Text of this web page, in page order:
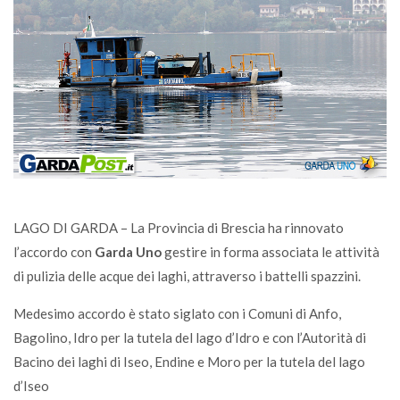
LAGO DI GARDA – La Provincia di Brescia ha rinnovato
l’accordo con Garda Unogestire in forma associata le attività
di pulizia delle acque dei laghi, attraverso i battelli spazzini.
Medesimo accordo è stato siglato con i Comuni di Anfo,
Bagolino, Idro per la tutela del lago d’Idro e con l’Autorità di
Bacino dei laghi di Iseo, Endine e Moro per la tutela del lago
d’Iseo